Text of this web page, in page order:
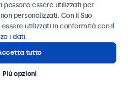
di aiuto? Parla
nostri
Inviare
al
essere utilizzati per
personalizzati. Con il Suo
essere utilizzati in conformità con il
i dati.
tutto
Più opzioni